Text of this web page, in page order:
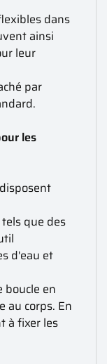
dans
ainsi
leur
par
les
que des
d'eau et
boucle en
au corps. En
à fixer les